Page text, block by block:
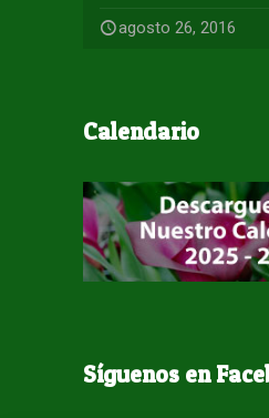
agosto 26, 2016
Calendario
Síguenos en